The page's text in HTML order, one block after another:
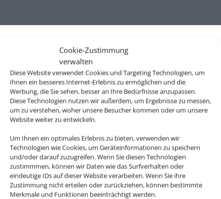
Cookie-Zustimmung
verwalten
Diese Website verwendet Cookies und Targeting Technologien, um
Ihnen ein besseres Internet-Erlebnis zu ermöglichen und die
Werbung, die Sie sehen, besser an Ihre Bedürfnisse anzupassen.
Diese Technologien nutzen wir außerdem, um Ergebnisse zu messen,
um zu verstehen, woher unsere Besucher kommen oder um unsere
Website weiter zu entwickeln.
Um Ihnen ein optimales Erlebnis zu bieten, verwenden wir
Technologien wie Cookies, um Geräteinformationen zu speichern
und/oder darauf zuzugreifen. Wenn Sie diesen Technologien
zustimmmen, können wir Daten wie das Surfverhalten oder
eindeutige IDs auf dieser Website verarbeiten. Wenn Sie ihre
Zustimmung nicht erteilen oder zurückziehen, können bestimmte
Merkmale und Funktionen beeinträchtigt werden.
Wir brauchen Ihre Einwilligung
Um diesen Inhalt darzustellen, aktivieren Sie bitte die Cookies. Es
werden ggf. personenbezogene Daten verarbeitet.
Cookies akzeptieren